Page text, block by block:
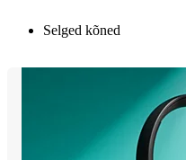
Selged kõned